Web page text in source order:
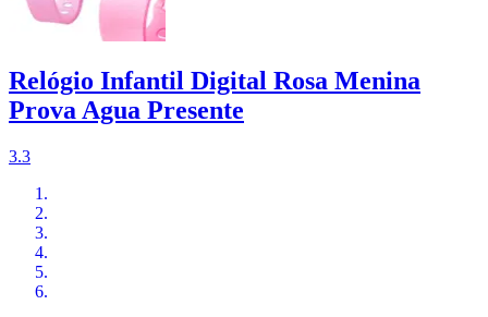
Relógio Infantil Digital Rosa Menina
Prova Agua Presente
3.3